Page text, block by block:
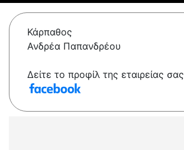
Κάρπαθος
Ανδρέα Παπανδρέου
Δείτε το προφίλ της εταιρείας σας